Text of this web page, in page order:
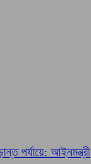
পর্যায়ে: আইনমন্ত্রী